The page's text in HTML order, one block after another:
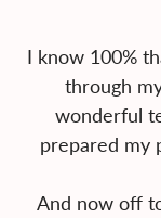
I know 100%
through
wonderful
prepared my
And now off